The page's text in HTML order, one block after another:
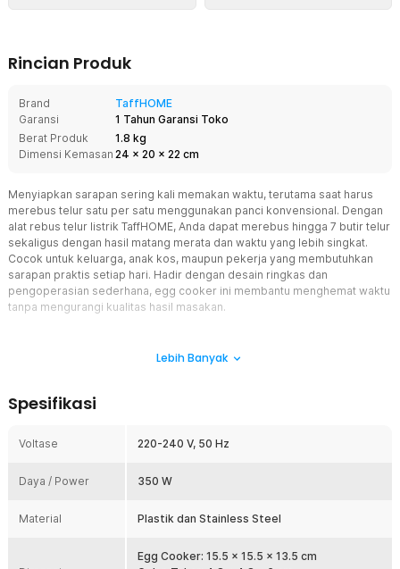
Rincian Produk
Brand
TaffHOME
Garansi
1 Tahun Garansi Toko
Berat Produk
1.8 kg
Dimensi Kemasan 24 x 20 x 22 cm
Menyiapkan sarapan sering kali memakan waktu, terutama saat harus
merebus telur satu per satu menggunakan panci konvensional. Dengan
alat rebus telur listrik TaffHOME, Anda dapat merebus hingga 7 butir telur
sekaligus dengan hasil matang merata dan waktu yang lebih singkat.
Cocok untuk keluarga, anak kos, maupun pekerja yang membutuhkan
sarapan praktis setiap hari. Hadir dengan desain ringkas dan
pengoperasian sederhana, egg cooker ini membantu menghemat waktu
tanpa mengurangi kualitas hasil masakan.
hingga 7 butir telur sekaligus. Kapasitas besar membuat proses
menggunakan panci. Sangat cocok untuk kebutuhan keluarga,
persiapan bekal, atau meal prep harian.
Operasi Praktis Satu Tombol
sesuai kebutuhan, letakkan telur pada tray, lalu tekan tombol power
Lebih Banyak
Spesifikasi
Voltase 220-240 V, 50 Hz
Daya / Power 350 W
Material Plastik dan Stainless Steel
Egg Cooker: 15.5 x 15.5 x 13.5 cm